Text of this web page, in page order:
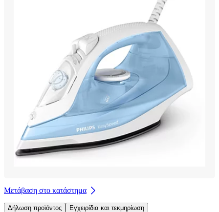
Μετάβαση στο κατάστημα
Δήλωση προϊόντος
Εγχειρίδια και τεκμηρίωση